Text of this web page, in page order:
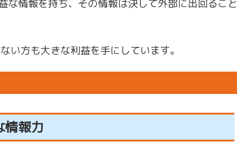
な情報を持ち、その情報は決して外部に出回ること
い方も大きな利益を手にしています。
情報力